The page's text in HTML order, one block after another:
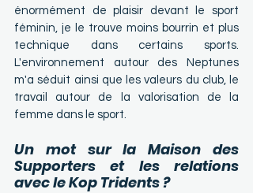
énormément de plaisir devant le sport
féminin, je le trouve moins bourrin et plus
technique dans certains sports.
L'environnement autour des Neptunes
m'a séduit ainsi que les valeurs du club, le
travail autour de la valorisation de la
femme dans le sport.
Un mot sur la Maison des
Supporters et les relations
avec le Kop Tridents ?